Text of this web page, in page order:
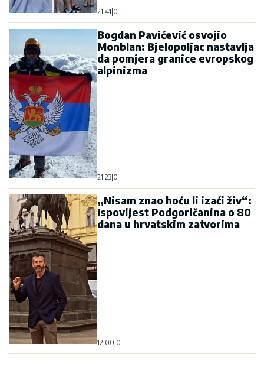
21:41|0
Bogdan Pavićević osvojio
Monblan: Bjelopoljac nastavlja
da pomjera granice evropskog
alpinizma
21:23|0
„Nisam znao hoću li izaći živ“:
Ispovijest Podgoričanina o 80
dana u hrvatskim zatvorima
12:00|0